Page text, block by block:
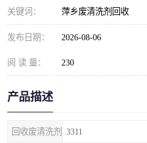
关键词： 萍乡废清洗剂回收
发布日期： 2026-08-06
阅 读 量： 230
产品描述
回收废清洗剂 3311